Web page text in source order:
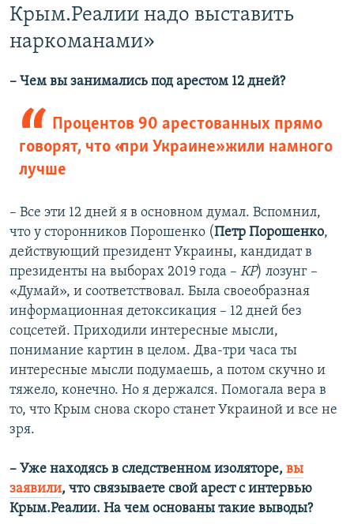
Крым.Реалии надо выставить
наркоманами»
– Чем вы занимались под арестом 12 дней?
Процентов 90 арестованных прямо
говорят, что «при Украине» жили намного
лучше
– Все эти 12 дней я в основном думал. Вспомнил,
что у сторонников Порошенко (Петр Порошенко,
действующий президент Украины, кандидат в
президенты на выборах 2019 года – КР) лозунг –
«Думай», и соответствовал. Была своеобразная
информационная детоксикация – 12 дней без
соцсетей. Приходили интересные мысли,
понимание картин в целом. Два-три часа ты
интересные мысли подумаешь, а потом скучно и
тяжело, конечно. Но я держался. Помогала вера в
то, что Крым снова скоро станет Украиной и все не
зря.
– Уже находясь в следственном изоляторе, вы
заявили, что связываете свой арест с интервью
Крым.Реалии. На чем основаны такие выводы?